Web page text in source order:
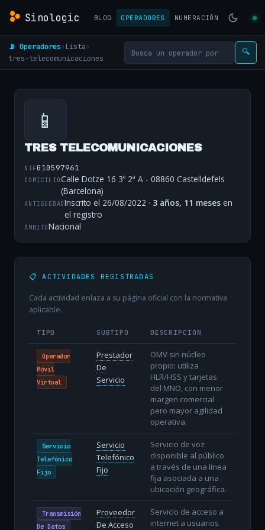
Sinologic BLOG OPERADORES NUMERACIÓN
📡 Operadores› Lista›
tres-telecomunicaciones
🔍
📱
TRES TELECOMUNICACIONES
NIFG10597961
DOMICILIOCalle Dotze 16 3º 2ª A - 08860 Castelldefels
(Barcelona)
ANTIGÜEDADInscrito el 26/08/2022 · 3 años, 11 meses en
el registro
ÁMBITONacional
📋 ACTIVIDADES REGISTRADAS
Cada actividad enlaza a su página oficial con la normativa
aplicable.
TIPO SUBTIPO DESCRIPCIÓN
Operador
Móvil
Virtual
Prestador
De
Servicio
OMV sin núcleo
propio: utiliza
HLR/HSS y tarjetas
del MNO, con menor
margen comercial
pero mayor agilidad
operativa.
Servicio
Telefónico
Fijo
Servicio
Telefónico
Fijo
Servicio de voz
disponible al público
a través de una línea
fija asociada a una
ubicación geográfica.
Transmisión
De Datos
Proveedor
De Acceso
Servicio de acceso a
internet a usuarios